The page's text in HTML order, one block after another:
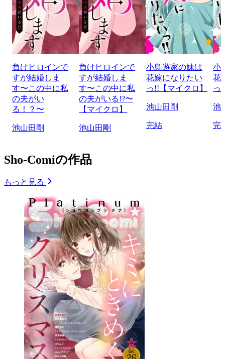
負けヒロインで
すが結婚しま
す〜この中に私
の夫がい
る！？〜
池山田剛
負けヒロインで
すが結婚しま
す〜この中に私
の夫がいる!?〜
【マイクロ】
池山田剛
小鳥遊家の妹は
花嫁になりたい
っ!!【マイクロ】
池山田剛
完結
小
花
っ
池
完
Sho-Comiの作品
もっと見る